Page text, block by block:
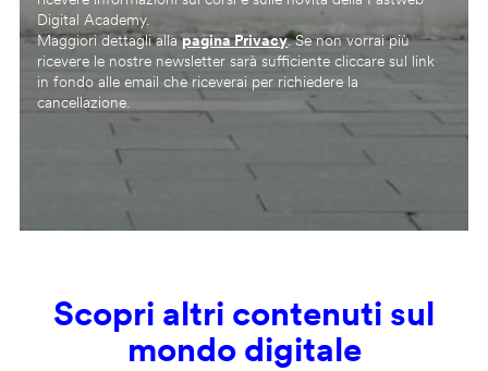
Digital Academy.
Maggiori dettagli allapagina Privacy. Se non vorrai più
ricevere le nostre newsletter sarà sufficiente cliccare sul link
in fondo alle email che riceverai per richiedere la
cancellazione.
Scopri altri contenuti sul
mondo digitale